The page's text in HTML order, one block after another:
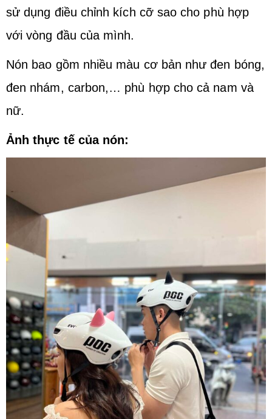
sử dụng điều chỉnh kích cỡ sao cho phù hợp
với vòng đầu của mình.
Nón bao gồm nhiều màu cơ bản như đen bóng,
đen nhám, carbon,… phù hợp cho cả nam và
nữ.
Ảnh thực tế của nón: